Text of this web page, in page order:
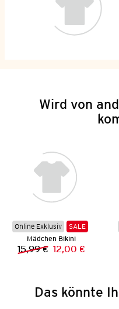
Wird von
Online Exklusiv
SALE
Mädchen Bikini
Vorheriger
15,99 € Neuer Preis:
12,00 €
Das könnte